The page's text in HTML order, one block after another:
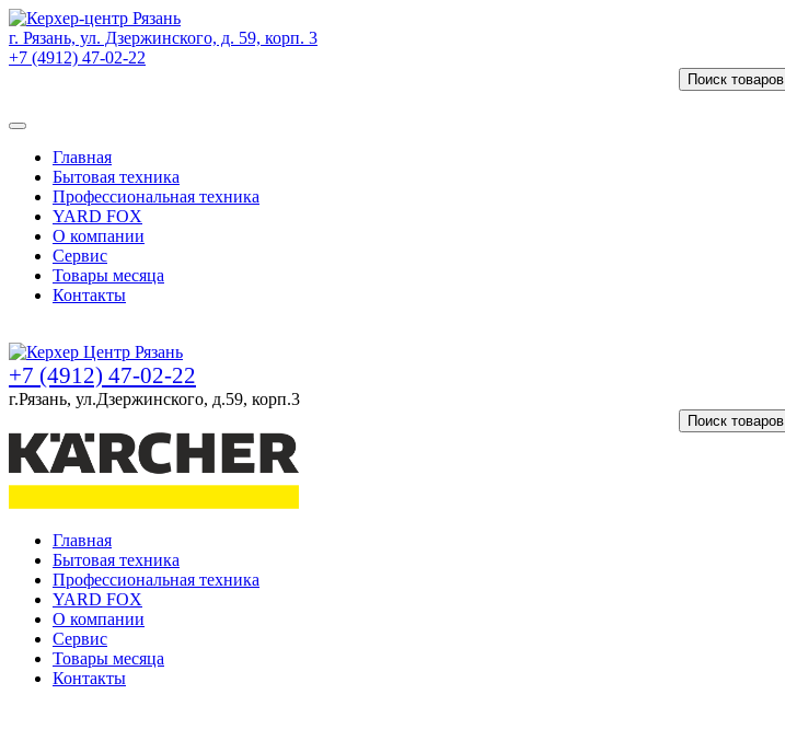
г. Рязань, ул. Дзержинского, д. 59, корп. 3
+7 (4912) 47-02-22
Поиск товаров
Главная
Бытовая техника
Профессиональная техника
YARD FOX
О компании
Сервис
Товары месяца
Контакты
+7 (4912) 47-02-22
г.Рязань, ул.Дзержинского, д.59, корп.3
Поиск товаров
Главная
Бытовая техника
Профессиональная техника
YARD FOX
О компании
Сервис
Товары месяца
Контакты